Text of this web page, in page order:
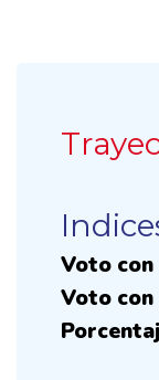
Voto con
Voto